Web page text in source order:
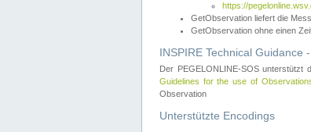
https://
GetObservation liefert die
GetObservation ohne einen
INSPIRE Technical Guidance
Der PEGELONLINE-SOS unterstützt
Guidelines for the use of
Observation
Unterstützte Encodings